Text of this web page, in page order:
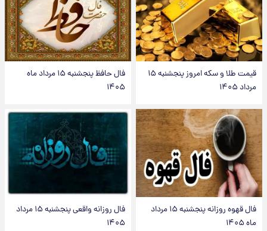
قیمت طلا و سکه امروز پنجشنبه ۱۵
مرداد ۱۴۰۵
فال حافظ پنجشنبه ۱۵ مرداد ماه
۱۴۰۵
فال قهوه روزانه پنجشنبه ۱۵ مرداد
ماه ۱۴۰۵
فال روزانه واقعی پنجشنبه ۱۵ مرداد
۱۴۰۵